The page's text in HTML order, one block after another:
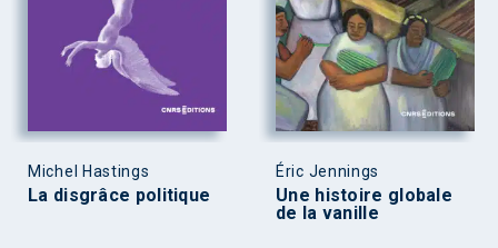
Michel Hastings
La disgrâce politique
Éric Jennings
Une histoire globale
de la vanille